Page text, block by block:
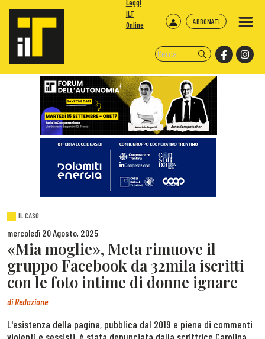
ABBONATI
Leggi
ILT
Online
IL CASO
mercoledì 20 Agosto, 2025
«Mia moglie», Meta rimuove il
gruppo Facebook da 32mila iscritti
con le foto intime di donne ignare
diRedazione
L'esistenza della pagina, pubblica dal 2019 e piena di commenti